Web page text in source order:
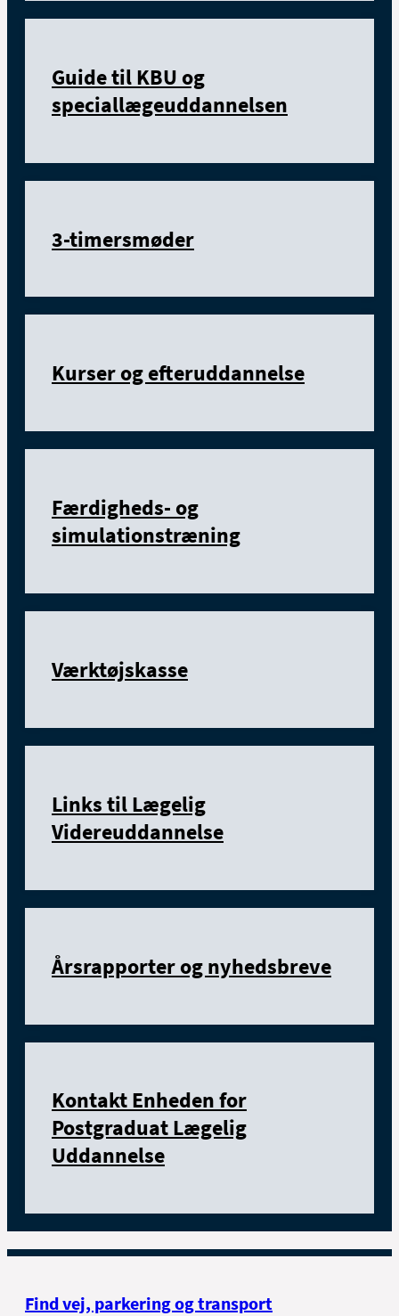
Guide til KBU og
speciallægeuddannelsen
3-timersmøder
Kurser og efteruddannelse
Færdigheds- og
simulationstræning
Værktøjskasse
Links til Lægelig
Videreuddannelse
Årsrapporter og nyhedsbreve
Kontakt Enheden for
Postgraduat Lægelig
Uddannelse
Find vej, parkering og transport